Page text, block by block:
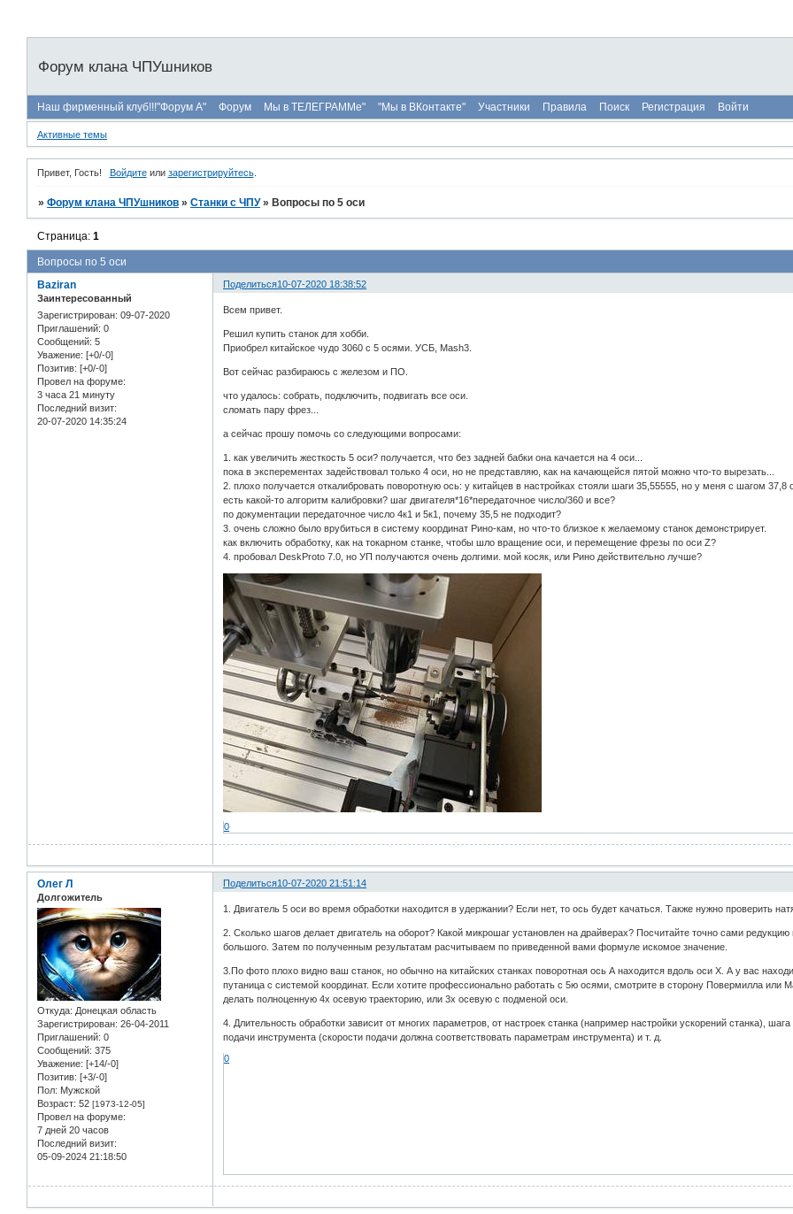
Форум клана ЧПУшников
Наш фирменный клуб!!!"Форум А" Форум Мы в ТЕЛЕГРАММе" "Мы в ВКонтакте" Участники Правила Поиск Регистрация Войти
Активные темы
Привет, Гость! Войдитеили зарегистрируйтесь.
»Форум клана ЧПУшников »Станки с ЧПУ » Вопросы по 5 оси
Вопросы по 5 оси
Страница:1
Поделиться10-07-2020 18:38:52
Baziran
Заинтересованный
Зарегистрирован: 09-07-2020
Приглашений: 0
Сообщений: 5
Уважение: [+0/-0]
Позитив: [+0/-0]
Провел на форуме:
3 часа 21 минуту
Последний визит:
20-07-2020 14:35:24
Всем привет.
Решил купить станок для хобби.
Приобрел китайское чудо 3060 с 5 осями. УСБ, Mash3.
Вот сейчас разбираюсь с железом и ПО.
что удалось: собрать, подключить, подвигать все оси.
сломать пару фрез...
а сейчас прошу помочь со следующими вопросами:
1. как увеличить жесткость 5 оси? получается, что без задней бабки она качается на 4 оси...
пока в эксперементах задействовал только 4 оси, но не представляю, как на качающейся пятой можно что-то вырезать...
2. плохо получается откалибровать поворотную ось: у китайцев в настройках стояли шаги 35,55555, но у меня с шагом 37,8
есть какой-то алгоритм калибровки? шаг двигателя*16*передаточное число/360 и все?
по документации передаточное число 4к1 и 5к1, почему 35,5 не подходит?
3. очень сложно было врубиться в систему координат Рино-кам, но что-то близкое к желаемому станок демонстрирует.
как включить обработку, как на токарном станке, чтобы шло вращение оси, и перемещение фрезы по оси Z?
4. пробовал DeskProto 7.0, но УП получаются очень долгими. мой косяк, или Рино действительно лучше?
0
Поделиться10-07-2020 21:51:14
Олег Л
Долгожитель
Откуда: Донецкая область
Зарегистрирован: 26-04-2011
Приглашений: 0
Сообщений: 375
Уважение: [+14/-0]
Позитив: [+3/-0]
Пол: Мужской
Возраст: 52 [1973-12-05]
Провел на форуме:
7 дней 20 часов
Последний визит:
05-09-2024 21:18:50
1. Двигатель 5 оси во время обработки находится в удержании? Если нет, то ось будет качаться. Также нужно проверить
2. Сколько шагов делает двигатель на оборот? Какой микрошаг установлен на драйверах? Посчитайте точно сами
большого. Затем по полученным результатам расчитываем по приведенной вами формуле искомое значение.
3.По фото плохо видно ваш станок, но обычно на китайских станках поворотная ось А находится вдоль оси Х. А у вас
путаница с системой координат. Если хотите профессионально работать с 5ю осями, смотрите в сторону Повермилла или
делать полноценную 4х осевую траекторию, или 3х осевую с подменой оси.
4. Длительность обработки зависит от многих параметров, от настроек станка (например настройки ускорений станка),
подачи инструмента (скорости подачи должна соответствовать параметрам инструмента) и т. д.
0